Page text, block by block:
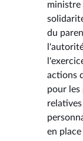
ministre
du
actions
pour les
en